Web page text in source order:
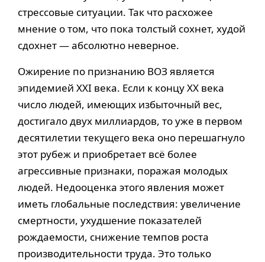
стрессовые ситуации. Так что расхожее
мнение о том, что пока толстый сохнет, худой
сдохнет — абсолютно неверное.
Ожирение по признанию ВОЗ является
эпидемией XXI века. Если к концу XX века
число людей, имеющих избыточный вес,
достигало двух миллиардов, то уже в первом
десятилетии текущего века оно перешагнуло
этот рубеж и приобретает всё более
агрессивные признаки, поражая молодых
людей. Недооценка этого явления может
иметь глобальные последствия: увеличение
смертности, ухудшение показателей
рождаемости, снижение темпов роста
производительности труда. Это только